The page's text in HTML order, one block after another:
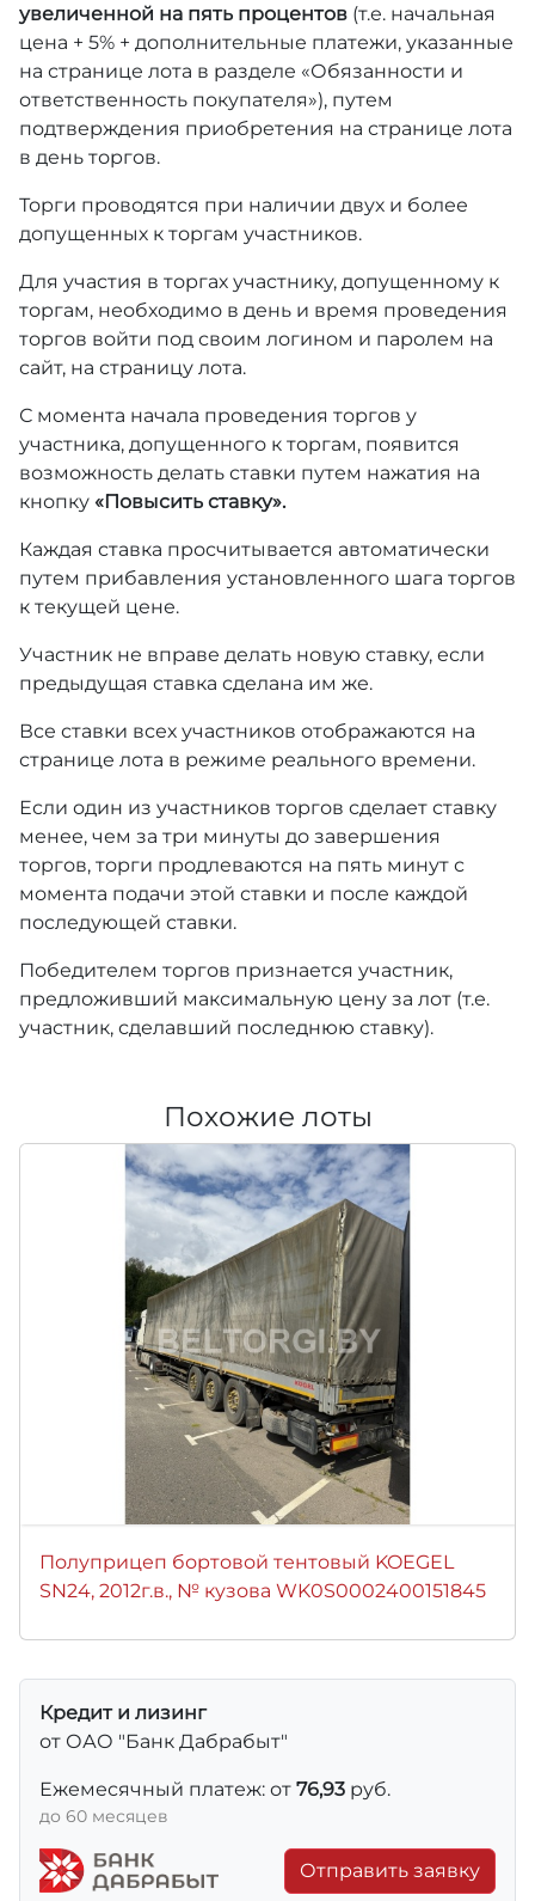
увеличенной на пять процентов (т.е. начальная
цена + 5% + дополнительные платежи, указанные
на странице лота в разделе «Обязанности и
ответственность покупателя»), путем
подтверждения приобретения на странице лота
в день торгов.
Торги проводятся при наличии двух и более
допущенных к торгам участников.
Для участия в торгах участнику, допущенному к
торгам, необходимо в день и время проведения
торгов войти под своим логином и паролем на
сайт, на страницу лота.
С момента начала проведения торгов у
участника, допущенного к торгам, появится
возможность делать ставки путем нажатия на
кнопку «Повысить ставку».
Каждая ставка просчитывается автоматически
путем прибавления установленного шага торгов
к текущей цене.
Участник не вправе делать новую ставку, если
предыдущая ставка сделана им же.
Все ставки всех участников отображаются на
странице лота в режиме реального времени.
Если один из участников торгов сделает ставку
менее, чем за три минуты до завершения
торгов, торги продлеваются на пять минут с
момента подачи этой ставки и после каждой
последующей ставки.
Победителем торгов признается участник,
предложивший максимальную цену за лот (т.е.
участник, сделавший последнюю ставку).
Похожие лоты
Полуприцеп бортовой тентовый KOEGEL
SN24, 2012г.в., № кузова WK0S0002400151845
Кредит и лизинг
от ОАО "Банк Дабрабыт"
Ежемесячный платеж: от 76,93 руб.
до 60 месяцев
Отправить заявку